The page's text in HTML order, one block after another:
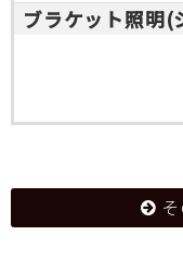
ブラケット照明(